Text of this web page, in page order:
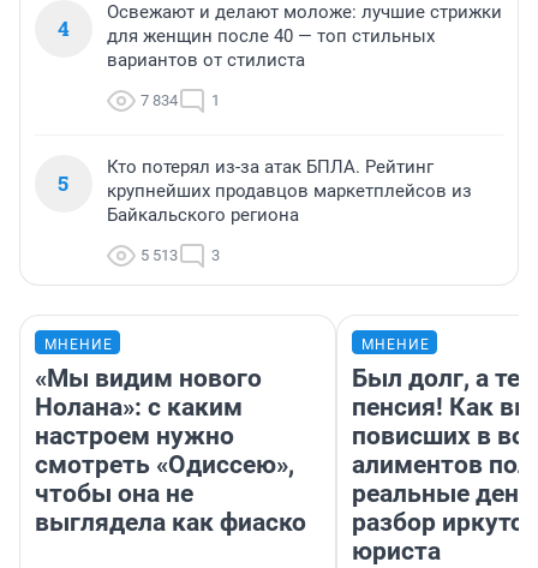
4
Освежают и делают моложе: лучшие стрижки
для женщин после 40 — топ стильных
вариантов от стилиста
7 834 1
5
Кто потерял из-за атак БПЛА. Рейтинг
крупнейших продавцов маркетплейсов из
Байкальского региона
5 513 3
МНЕНИЕ
«Мы видим нового
Нолана»: с каким
настроем нужно
смотреть «Одиссею»,
чтобы она не
выглядела как фиаско
МНЕНИЕ
Был долг, а
пенсия! Как
повисших в
алиментов
реальные
разбор
юриста